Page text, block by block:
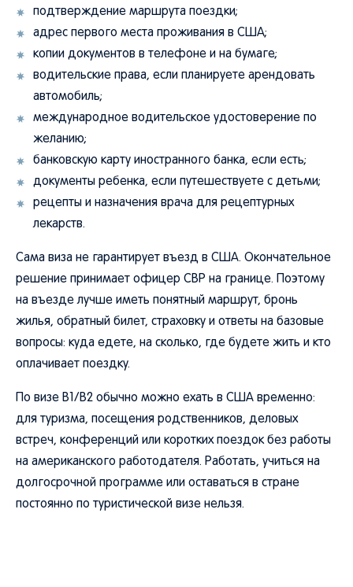
подтверждение маршрута поездки;
адрес первого места проживания в США;
копии документов в телефоне и на бумаге;
водительские права, если планируете арендовать
автомобиль;
международное водительское удостоверение по
желанию;
банковскую карту иностранного банка, если есть;
документы ребенка, если путешествуете с детьми;
рецепты и назначения врача для рецептурных
лекарств.
Сама виза не гарантирует въезд в США. Окончательное
решение принимает офицер CBP на границе. Поэтому
на въезде лучше иметь понятный маршрут, бронь
жилья, обратный билет, страховку и ответы на базовые
вопросы: куда едете, на сколько, где будете жить и кто
оплачивает поездку.
По визе B1/B2 обычно можно ехать в США временно:
для туризма, посещения родственников, деловых
встреч, конференций или коротких поездок без работы
на американского работодателя. Работать, учиться на
долгосрочной программе или оставаться в стране
постоянно по туристической визе нельзя.